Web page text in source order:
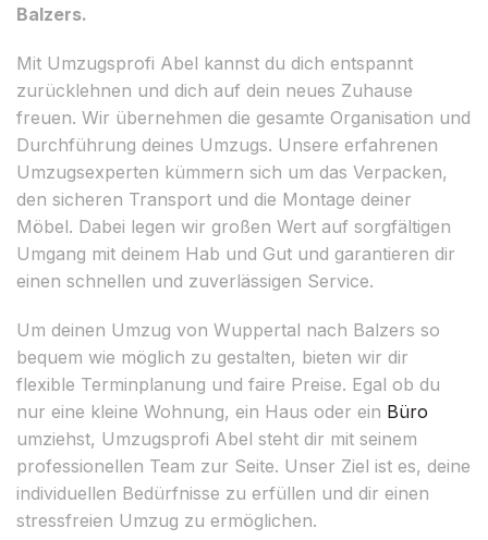
Balzers.
Mit Umzugsprofi Abel kannst du dich entspannt
zurücklehnen und dich auf dein neues Zuhause
freuen. Wir übernehmen die gesamte Organisation und
Durchführung deines Umzugs. Unsere erfahrenen
Umzugsexperten kümmern sich um das Verpacken,
den sicheren Transport und die Montage deiner
Möbel. Dabei legen wir großen Wert auf sorgfältigen
Umgang mit deinem Hab und Gut und garantieren dir
einen schnellen und zuverlässigen Service.
Um deinen Umzug von Wuppertal nach Balzers so
bequem wie möglich zu gestalten, bieten wir dir
flexible Terminplanung und faire Preise. Egal ob du
nur eine kleine Wohnung, ein Haus oder ein Büro
umziehst, Umzugsprofi Abel steht dir mit seinem
professionellen Team zur Seite. Unser Ziel ist es, deine
individuellen Bedürfnisse zu erfüllen und dir einen
stressfreien Umzug zu ermöglichen.